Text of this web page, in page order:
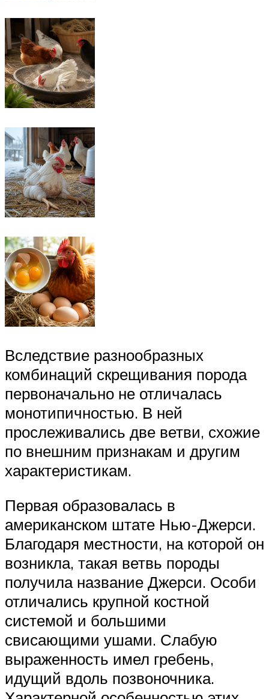
Вследствие разнообразных
комбинаций скрещивания порода
первоначально не отличалась
монотипичностью. В ней
прослеживались две ветви, схожие
по внешним признакам и другим
характеристикам.
Первая образовалась в
американском штате Нью-Джерси.
Благодаря местности, на которой он
возникла, такая ветвь породы
получила название Джерси. Особи
отличались крупной костной
системой и большими
свисающими ушами. Слабую
выраженность имел гребень,
идущий вдоль позвоночника.